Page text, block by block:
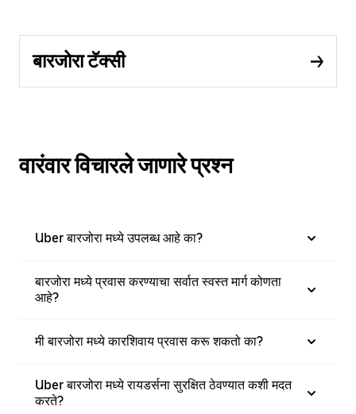
बारजोरा टॅक्सी
वारंवार विचारले जाणारे प्रश्न
Uber बारजोरा मध्ये उपलब्ध आहे का?
बारजोरा मध्ये प्रवास करण्याचा सर्वात स्वस्त मार्ग कोणता
आहे?
मी बारजोरा मध्ये कारशिवाय प्रवास करू शकतो का?
Uber बारजोरा मध्ये रायडर्सना सुरक्षित ठेवण्यात कशी मदत
करते?